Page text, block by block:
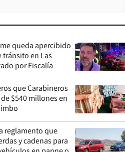
queda apercibido
tránsito en Las
por Fiscalía
que Carabineros
$540 millones en
reglamento que
y cadenas para